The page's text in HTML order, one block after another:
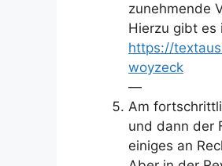
zunehmende
Hierzu gibt es
https://
woyzeck
—
Am
und dann der
einiges an